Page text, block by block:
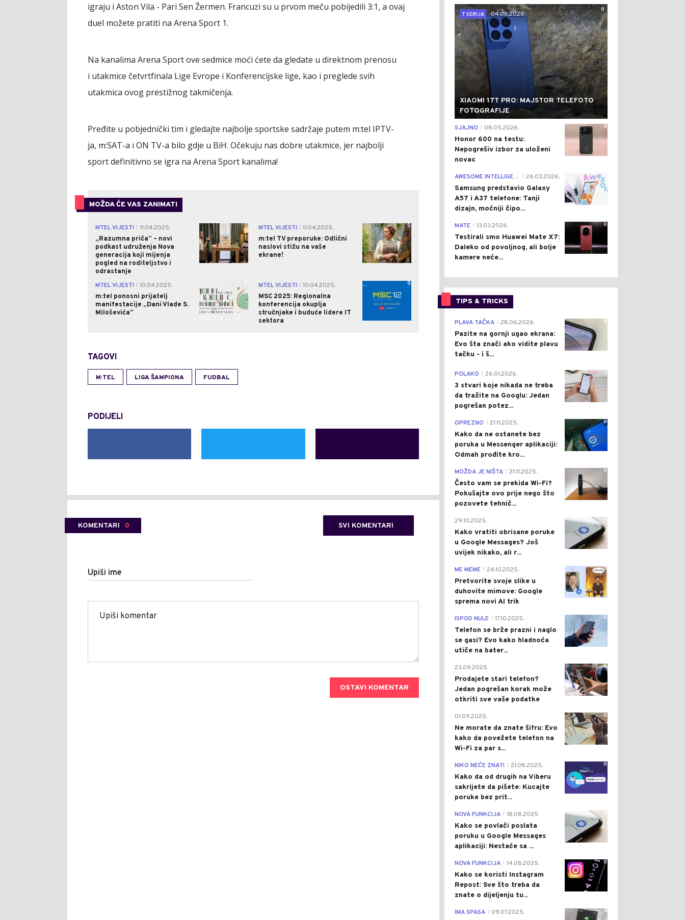
igraju i Aston Vila - Pari Sen Žermen. Francuzi su u prvom meču pobijedili 3:1, a ovaj
duel možete pratiti na Arena Sport 1.
Na kanalima Arena Sport ove sedmice moći ćete da gledate u direktnom prenosu
i utakmice četvrtfinala Lige Evrope i Konferencijske lige, kao i preglede svih
utakmica ovog prestižnog takmičenja.
Pređite u pobjednički tim i gledajte najbolje sportske sadržaje putem m:tel IPTV-
ja, m:SAT-a i ON TV-a bilo gdje u BiH. Očekuju nas dobre utakmice, jer najbolji
sport definitivno se igra na Arena Sport kanalima!
MOŽDA ĆE VAS ZANIMATI
MTEL VIJESTI
11.04.2025.
„Razumna priča“ – novi
podkast udruženja Nova
generacija koji mijenja
pogled na roditeljstvo i
odrastanje
0 MTEL VIJESTI
11.04.2025.
m:tel TV preporuke: Odlični
naslovi stižu na vaše
ekrane!
0
MTEL VIJESTI
10.04.2025.
m:tel ponosni prijatelj
manifestacije „Dani Vlade S.
Miloševića“
0 MTEL VIJESTI
10.04.2025.
MSC 2025: Regionalna
konferencija okuplja
stručnjake i buduće lidere IT
sektora
0
TAGOVI
M:TEL LIGA ŠAMPIONA FUDBAL
PODIJELI
KOMENTARI 0 SVI KOMENTARI
Upiši ime
OSTAVI KOMENTAR
0
T SERIJA
04.06.2026.
XIAOMI 17T PRO: MAJSTOR TELEFOTO
FOTOGRAFIJE
0
SJAJNO 08.05.2026.
Honor 600 na testu:
Nepogrešiv izbor za uloženi
novac
AWESOME INTELLIGENCE 26.03.2026.
Samsung predstavio Galaxy
A57 i A37 telefone: Tanji
dizajn, moćniji čipo...
0
MATE 13.03.2026.
Testirali smo Huawei Mate X7:
Daleko od povoljnog, ali bolje
kamere neće...
TIPS & TRICKS
0
PLAVA TAČKA 28.06.2026.
Pazite na gornji ugao ekrana:
Evo šta znači ako vidite plavu
tačku - i š...
0
POLAKO 26.01.2026.
3 stvari koje nikada ne treba
da tražite na Googlu: Jedan
pogrešan potez...
0
OPREZNO 21.11.2025.
Kako da ne ostanete bez
poruka u Messenger aplikaciji:
Odmah prođite kro...
0
MOŽDA JE NIŠTA 21.11.2025.
Često vam se prekida Wi-Fi?
Pokušajte ovo prije nego što
pozovete tehnič...
0
29.10.2025.
Kako vratiti obrisane poruke
u Google Messages? Još
uvijek nikako, ali r...
0
ME MEME 24.10.2025.
Pretvorite svoje slike u
duhovite mimove: Google
sprema novi AI trik
0
ISPOD NULE 17.10.2025.
Telefon se brže prazni i naglo
se gasi? Evo kako hladnoća
utiče na bater...
0
23.09.2025.
Prodajete stari telefon?
Jedan pogrešan korak može
otkriti sve vaše podatke
0
01.09.2025.
Ne morate da znate šifru: Evo
kako da povežete telefon na
Wi-Fi za par s...
0
NIKO NEĆE ZNATI 21.08.2025.
Kako da od drugih na Viberu
sakrijete da pišete: Kucajte
poruke bez prit...
0
NOVA FUNKCIJA 18.08.2025.
Kako se povlači poslata
poruku u Google Messages
aplikaciji: Nestaće sa ...
0
NOVA FUNKCIJA 14.08.2025.
Kako se koristi Instagram
Repost: Sve što treba da
znate o dijeljenju tu...
0
IMA SPASA 09.07.2025.